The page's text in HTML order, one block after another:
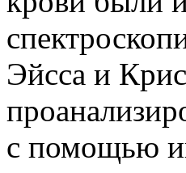
Эйсса и
с помощью